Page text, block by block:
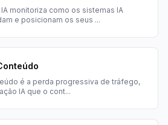
monitoriza como os sistemas IA
e posicionam os seus ...
é a perda progressiva de tráfego,
IA que o cont...